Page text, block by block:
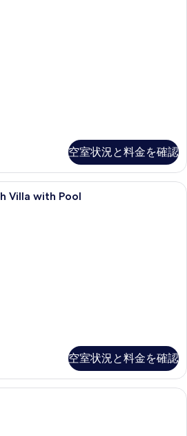
空室状況と料金を確認
2 Bedroom Family Beach Villa with
Villa with Pool
空室状況と料金を確認
RAAYA Residence | ビーチ / オーシャ